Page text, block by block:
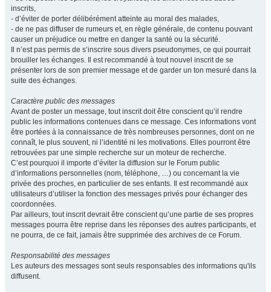
inscrits,
- d’éviter de porter délibérément atteinte au moral des malades,
- de ne pas diffuser de rumeurs et, en règle générale, de contenu pouvant
causer un préjudice ou mettre en danger la santé ou la sécurité.
Il n’est pas permis de s’inscrire sous divers pseudonymes, ce qui pourrait
brouiller les échanges. Il est recommandé à tout nouvel inscrit de se
présenter lors de son premier message et de garder un ton mesuré dans la
suite des échanges.
Caractère public des messages
Avant de poster un message, tout inscrit doit être conscient qu’il rendre
public les informations contenues dans ce message. Ces informations vont
être portées à la connaissance de très nombreuses personnes, dont on ne
connaît, le plus souvent, ni l’identité ni les motivations. Elles pourront être
retrouvées par une simple recherche sur un moteur de recherche.
C’est pourquoi il importe d’éviter la diffusion sur le Forum public
d’informations personnelles (nom, téléphone, …) ou concernant la vie
privée des proches, en particulier de ses enfants. Il est recommandé aux
utilisateurs d’utiliser la fonction des messages privés pour échanger des
coordonnées.
Par ailleurs, tout inscrit devrait être conscient qu’une partie de ses propres
messages pourra être reprise dans les réponses des autres participants, et
ne pourra, de ce fait, jamais être supprimée des archives de ce Forum.
Responsabilité des messages
Les auteurs des messages sont seuls responsables des informations qu'ils
diffusent.